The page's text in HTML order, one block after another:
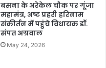
बसना के अरेकेल चौक पर गूंजा
महामंत्र, अष्ट प्रहरी हरिनाम
संकीर्तन में पहुंचे विधायक डॉ.
संपत अग्रवाल
May 24, 2026